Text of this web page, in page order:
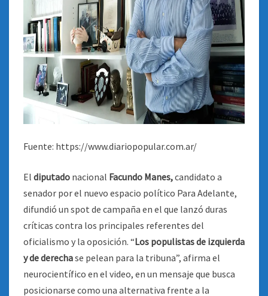
Fuente: https://www.diariopopular.com.ar/
El diputado nacional Facundo Manes,candidato a
senador por el nuevo espacio político Para Adelante,
difundió un spot de campaña en el que lanzó duras
críticas contra los principales referentes del
oficialismo y la oposición. “Los populistas de izquierda
y de derechase pelean para la tribuna”, afirma el
neurocientífico en el video, en un mensaje que busca
posicionarse como una alternativa frente a la